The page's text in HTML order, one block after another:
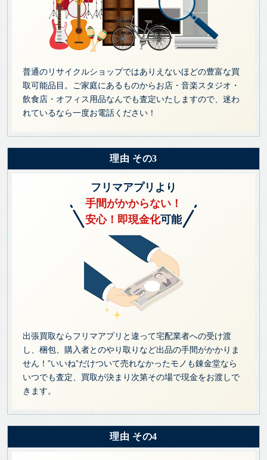
普通のリサイクルショップではありえないほどの豊富な買
取可能品目。ご家庭にあるものからお店・音楽スタジオ・
飲食店・オフィス用品なんでも査定いたしますので、迷わ
れているなら一度お電話ください！
理由 その3
フリマアプリより
手間がかからない！
安心！即現金化可能
出張買取ならフリマアプリと違って宅配業者への受け渡
し、梱包、購入者とのやり取りなど出品の手間がかかりま
せん！”いいね”だけついて売れなかったモノも錬金堂なら
いつでも査定、買取が決まり次第その場で現金をお渡しで
きます。
理由 その4